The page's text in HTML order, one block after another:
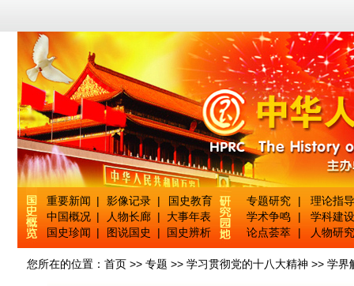
重要新闻 | 影像记录 |
国史教育
中国概况 | 人物长廊 |
大事年表
国史珍闻 | 图说国史 | 国史辨析
专题研究 |
理论指导
学术争鸣
|
学科建设
论点荟萃
| 人物研究
您所在的位置： 首页 >> 专题 >> 学习贯彻党的十八大精神 >> 学界